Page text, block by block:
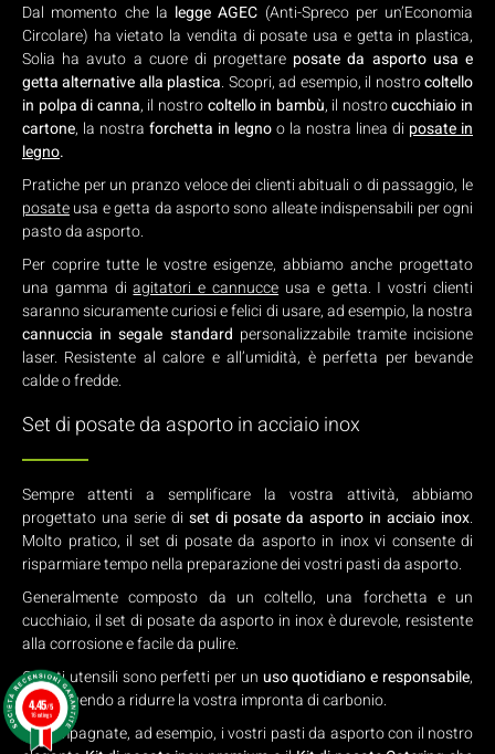
Dal momento che la legge AGEC (Anti-Spreco per un’Economia
Circolare) ha vietato la vendita di posate usa e getta in plastica,
Solia ha avuto a cuore di progettare posate da asporto usa e
getta alternative alla plastica. Scopri, ad esempio, il nostrocoltello
in polpa di canna, il nostrocoltello in bambù, il nostrocucchiaio in
cartone, la nostra forchetta in legnoo la nostra linea di posate in
legno.
Pratiche per un pranzo veloce dei clienti abituali o di passaggio, le
posateusa e getta da asporto sono alleate indispensabili per ogni
pasto da asporto.
Per coprire tutte le vostre esigenze, abbiamo anche progettato
una gamma diagitatori e cannucce usa e getta. I vostri clienti
saranno sicuramente curiosi e felici di usare, ad esempio, la nostra
cannuccia in segale standard personalizzabile tramite incisione
laser. Resistente al calore e all’umidità, è perfetta per bevande
calde o fredde.
Set di posate da asporto in acciaio inox
Sempre attenti a semplificare la vostra attività, abbiamo
progettato una serie di set di posate da asporto in acciaio inox.
Molto pratico, il set di posate da asporto in inox vi consente di
risparmiare tempo nella preparazione dei vostri pasti da asporto.
Generalmente composto da un coltello, una forchetta e un
cucchiaio, il set di posate da asporto in inox è durevole, resistente
alla corrosione e facile da pulire.
Questi utensili sono perfetti per un uso quotidiano e responsabile,
contribuendo a ridurre la vostra impronta di carbonio.
Accompagnate, ad esempio, i vostri pasti da asporto con il nostro
4.45/5
16 ratings